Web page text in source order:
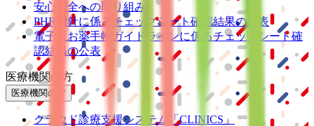
安心安全への取り組み
PHR指針に係るチェックシート確認結果の公表
電子版お薬手帳ガイドラインに係るチェックシート確
認結果の公表
医療機関の方
医療機関の方
クラウド診療支援システム
「CLINICS」